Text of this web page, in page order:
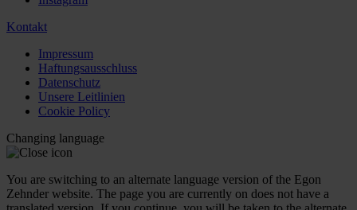
Kontakt
Impressum
Haftungsausschluss
Datenschutz
Unsere Leitlinien
Cookie Policy
Changing language
You are switching to an alternate language version of the Egon
Zehnder website. The page you are currently on does not have a